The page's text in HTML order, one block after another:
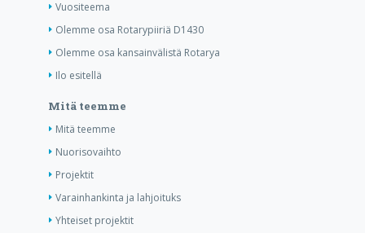
Vuositeema
Olemme osa Rotarypiiriä D1430
Olemme osa kansainvälistä Rotarya
Ilo esitellä
Mitä teemme
Mitä teemme
Nuorisovaihto
Projektit
Varainhankinta ja lahjoituks
Yhteiset projektit